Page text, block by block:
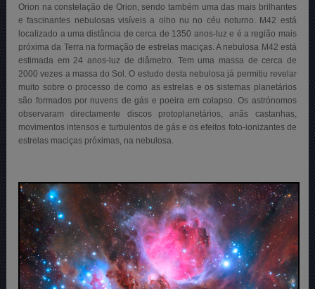
Orion na constelação de Orion, sendo também uma das mais brilhantes
e fascinantes nebulosas visíveis a olho nu no céu noturno. M42 está
localizado a uma distância de cerca de 1350 anos-luz e é a região mais
próxima da Terra na formação de estrelas maciças. A nebulosa M42 está
estimada em 24 anos-luz de diâmetro. Tem uma massa de cerca de
2000 vezes a massa do Sol. O estudo desta nebulosa já permitiu revelar
muito sobre o processo de como as estrelas e os sistemas planetários
são formados por nuvens de gás e poeira em colapso. Os astrónomos
observaram directamente discos protoplanetários, anãs castanhas,
movimentos intensos e turbulentos de gás e os efeitos foto-ionizantes de
estrelas maciças próximas, na nebulosa.